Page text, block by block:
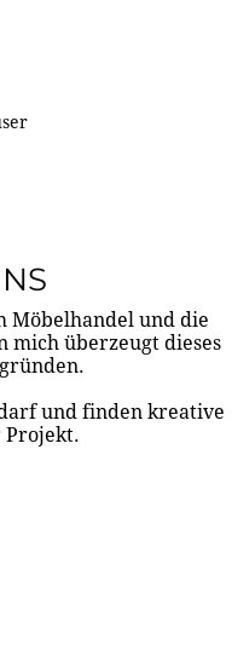
Möbelhandel und die
mich überzeugt dieses
und finden kreative
Projekt.